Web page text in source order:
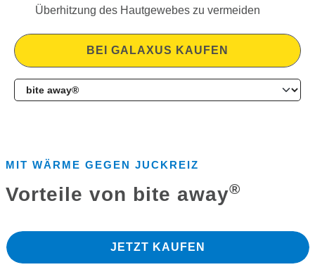
Überhitzung des Hautgewebes zu vermeiden
BEI GALAXUS KAUFEN
MIT WÄRME GEGEN JUCKREIZ
Vorteile von bite away®
JETZT KAUFEN